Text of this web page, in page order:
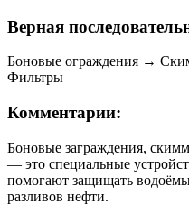
Верная
Боновые ограждения →
Фильтры
Комментарии:
Боновые заграждения,
— это специальные
помогают защищать
разливов нефти.